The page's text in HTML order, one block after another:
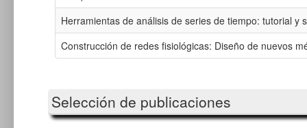
Herramientas de análisis de series de tiempo: tutorial y
Construcción de redes fisiológicas: Diseño de nuevos
Selección de publicaciones